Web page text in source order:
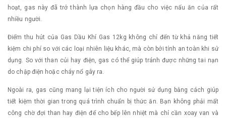
hoạt, gas này đã trở thành lựa chọn hàng đầu cho việc nấu ăn của rất
nhiều người.
Điểm thu hút của Gas Dầu Khí Gas 12kg không chỉ đến từ khả năng tiết
kiệm chi phí so với các loại nhiên liệu khác, mà còn bởi tính an toàn khi sử
dụng. So với than củi hay điện, gas có thể giúp tránh được những tai nạn
do chập điện hoặc cháy nổ gây ra.
Ngoài ra, gas cũng mang lại tiện ích cho người sử dụng bằng cách giúp
tiết kiệm thời gian trong quá trình chuẩn bị thức ăn. Bạn không phải mất
công chờ đợi than hay điện để cho bếp lên nhiệt mà chỉ cần xoay van và